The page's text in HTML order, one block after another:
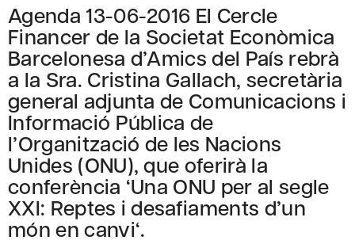
Agenda 13-06-2016 El Cercle
Financer de la Societat Econòmica
Barcelonesa d’Amics del País rebrà
a la Sra. Cristina Gallach, secretària
general adjunta de Comunicacions i
Informació Pública de
l’Organització de les Nacions
Unides (ONU), que oferirà la
conferència ‘Una ONU per al segle
XXI: Reptes i desafiaments d’un
món en canvi‘.